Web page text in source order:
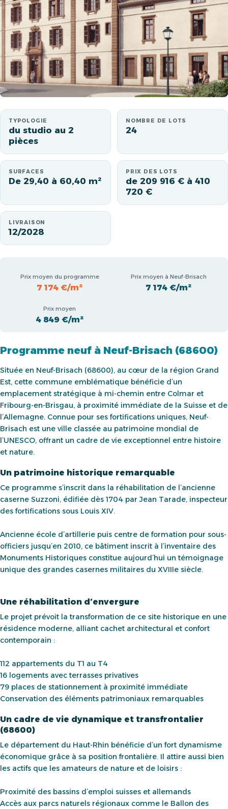
TYPOLOGIE
du studio au 2
pièces
NOMBRE DE LOTS
24
SURFACES
De 29,40 à 60,40 m²
PRIX DES LOTS
de 209 916 € à 410
720 €
LIVRAISON
12/2028
Prix moyen du programme
7 174 €/m²
Prix moyen à Neuf-Brisach
7 174 €/m²
Prix moyen
4 849 €/m²
Programme neuf à Neuf-Brisach (68600)
Située en Neuf-Brisach (68600), au cœur de la région Grand
Est, cette commune emblématique bénéficie d’un
emplacement stratégique à mi-chemin entre Colmar et
Fribourg-en-Brisgau, à proximité immédiate de la Suisse et de
l’Allemagne. Connue pour ses fortifications uniques, Neuf-
Brisach est une ville classée au patrimoine mondial de
l’UNESCO, offrant un cadre de vie exceptionnel entre histoire
et nature.
Un patrimoine historique remarquable
Ce programme s’inscrit dans la réhabilitation de l’ancienne
caserne Suzzoni, édifiée dès 1704 par Jean Tarade, inspecteur
des fortifications sous Louis XIV.
Ancienne école d’artillerie puis centre de formation pour sous-
officiers jusqu’en 2010, ce bâtiment inscrit à l’inventaire des
Monuments Historiques constitue aujourd’hui un témoignage
unique des grandes casernes militaires du XVIIIe siècle.
Une réhabilitation d’envergure
Le projet prévoit la transformation de ce site historique en une
résidence moderne, alliant cachet architectural et confort
contemporain :
112 appartements du T1 au T4
16 logements avec terrasses privatives
79 places de stationnement à proximité immédiate
Conservation des éléments patrimoniaux remarquables
Un cadre de vie dynamique et transfrontalier
(68600)
Le département du Haut-Rhin bénéficie d’un fort dynamisme
économique grâce à sa position frontalière. Il attire aussi bien
les actifs que les amateurs de nature et de loisirs :
Proximité des bassins d’emploi suisses et allemands
Accès aux parcs naturels régionaux comme le Ballon des